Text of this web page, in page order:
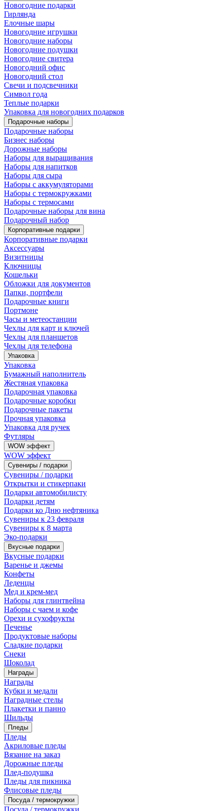
Новогодние подарки
Гирлянда
Елочные шары
Новогодние игрушки
Новогодние наборы
Новогодние подушки
Новогодние свитера
Новогодний офис
Новогодний стол
Свечи и подсвечники
Символ года
Теплые подарки
Упаковка для новогодних подарков
Подарочные наборы
Подарочные наборы
Бизнес наборы
Дорожные наборы
Наборы для выращивания
Наборы для напитков
Наборы для сыра
Наборы с аккумуляторами
Наборы с термокружками
Наборы с термосами
Подарочные наборы для вина
Подарочный набор
Корпоративные подарки
Корпоративные подарки
Аксессуары
Визитницы
Ключницы
Кошельки
Обложки для документов
Папки, портфели
Подарочные книги
Портмоне
Часы и метеостанции
Чехлы для карт и ключей
Чехлы для планшетов
Чехлы для телефона
Упаковка
Упаковка
Бумажный наполнитель
Жестяная упаковка
Подарочная упаковка
Подарочные коробки
Подарочные пакеты
Прочная упаковка
Упаковка для ручек
Футляры
WOW эффект
WOW эффект
Сувениры / подарки
Сувениры / подарки
Открытки и стикерпаки
Подарки автомобилисту
Подарки детям
Подарки ко Дню нефтяника
Сувениры к 23 февраля
Сувениры к 8 марта
Эко-подарки
Вкусные подарки
Вкусные подарки
Варенье и джемы
Конфеты
Леденцы
Мед и крем-мед
Наборы для глинтвейна
Наборы с чаем и кофе
Орехи и сухофрукты
Печенье
Продуктовые наборы
Сладкие подарки
Снеки
Шоколад
Награды
Награды
Кубки и медали
Наградные стелы
Плакетки и панно
Шильды
Пледы
Пледы
Акриловые пледы
Вязание на заказ
Дорожные пледы
Плед-подушка
Пледы для пикника
Флисовые пледы
Посуда / термокружки
Посуда / термокружки